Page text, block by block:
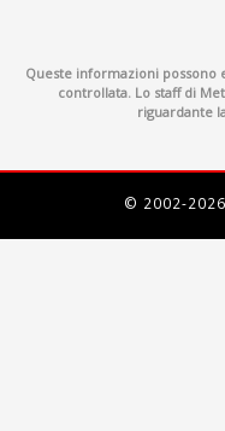
Queste informazioni possono
controllata. Lo staff di
riguardante
© 2002-